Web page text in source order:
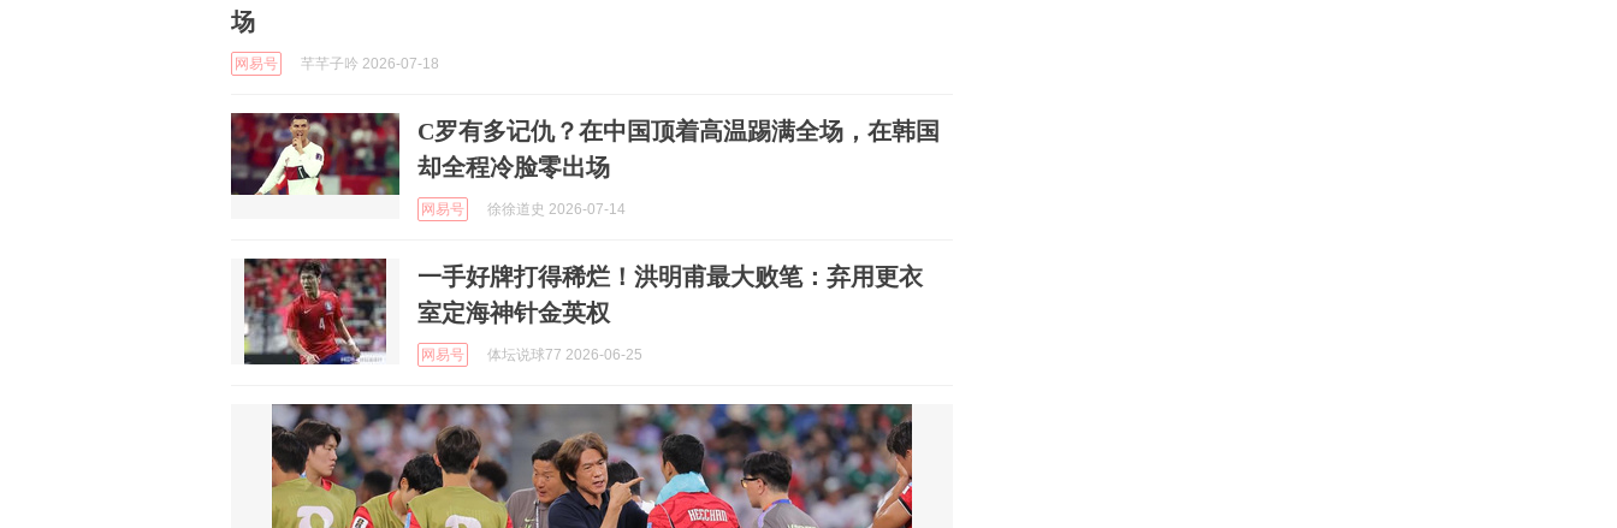
场
网易号 芊芊子吟 2026-07-18
C罗有多记仇？在中国顶着高温踢满全场，在韩国
却全程冷脸零出场
网易号 徐徐道史 2026-07-14
一手好牌打得稀烂！洪明甫最大败笔：弃用更衣
室定海神针金英权
网易号 体坛说球77 2026-06-25